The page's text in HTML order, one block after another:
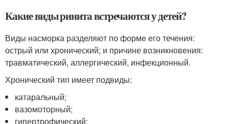
Какие виды ринита встречаются у детей?
Виды насморка разделяют по форме его течения:
острый или хронический; и причине возникновения:
травматический, аллергический, инфекционный.
Хронический тип имеет подвиды:
катаральный;
вазомоторный;
гипертрофический;